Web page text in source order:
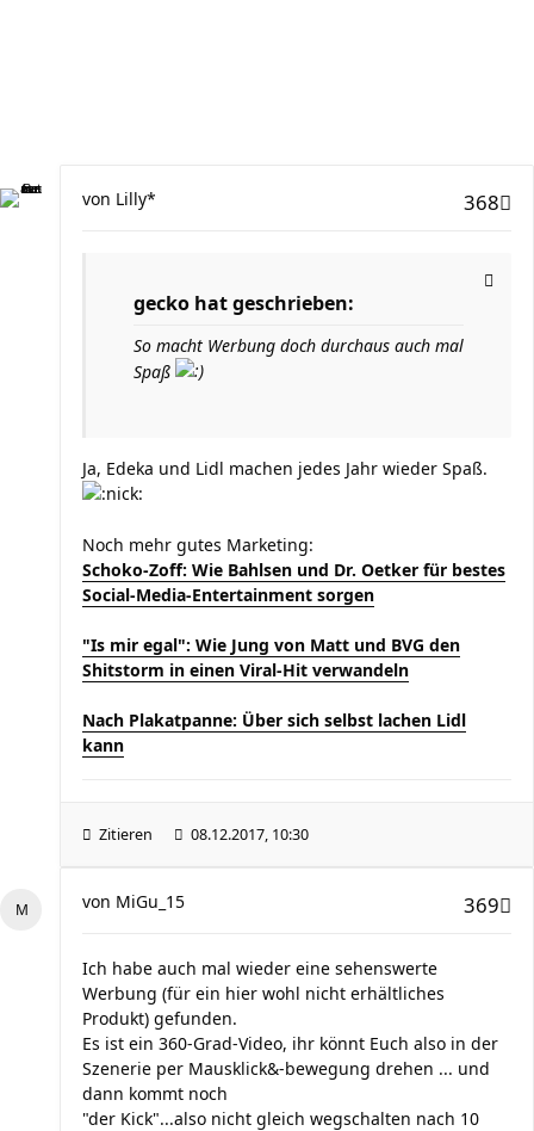
368
von Lilly*
gecko hat geschrieben:
So macht Werbung doch durchaus auch mal
Spaß
Ja, Edeka und Lidl machen jedes Jahr wieder Spaß.
Noch mehr gutes Marketing:
Schoko-Zoff: Wie Bahlsen und Dr. Oetker für bestes
Social-Media-Entertainment sorgen
"Is mir egal": Wie Jung von Matt und BVG den
Shitstorm in einen Viral-Hit verwandeln
Nach Plakatpanne: Über sich selbst lachen Lidl
kann
Zitieren 08.12.2017, 10:30
369
von MiGu_15
Ich habe auch mal wieder eine sehenswerte
Werbung (für ein hier wohl nicht erhältliches
Produkt) gefunden.
Es ist ein 360-Grad-Video, ihr könnt Euch also in der
Szenerie per Mausklick&-bewegung drehen ... und
dann kommt noch
"der Kick"...also nicht gleich wegschalten nach 10